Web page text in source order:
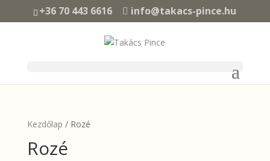
+36 70 443 6616 info@takacs-pince.hu
Kezdőlap / Rozé
Rozé